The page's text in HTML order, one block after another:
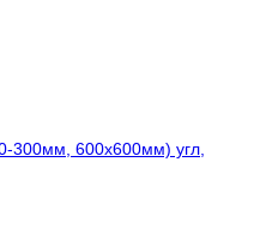
300мм, 600х600мм) угл,